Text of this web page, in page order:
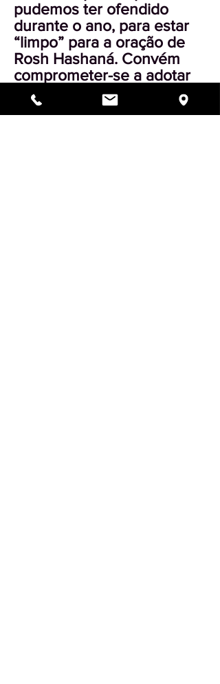
pudemos ter ofendido
durante o ano, para estar
“limpo” para a oração de
Rosh Hashaná. Convém
comprometer-se a adotar
um bom costume
suplementar. Corta-se o